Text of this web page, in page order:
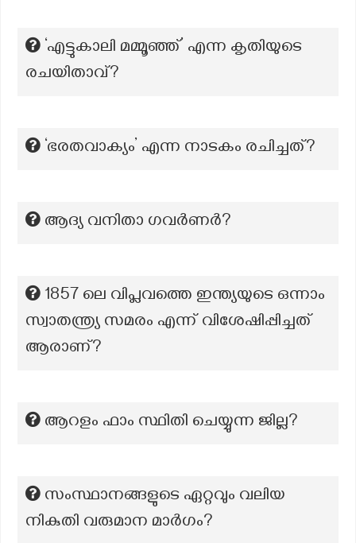
‘എട്ടുകാലി മമ്മൂഞ്ഞ്’ എന്ന കൃതിയുടെ
രചയിതാവ്?
‘ഭരതവാക്യം’ എന്ന നാടകം രചിച്ചത്?
ആദ്യ വനിതാ ഗവർണർ?
1857 ലെ വിപ്ലവത്തെ ഇന്ത്യയുടെ ഒന്നാം
സ്വാതന്ത്ര്യ സമരം എന്ന് വിശേഷിപ്പിച്ചത്‌
ആരാണ്?
ആറളം ഫാം സ്ഥിതി ചെയ്യുന്ന ജില്ല?
സംസ്ഥാനങ്ങളുടെ ഏറ്റവും വലിയ
നികുതി വരുമാന മാർഗം?